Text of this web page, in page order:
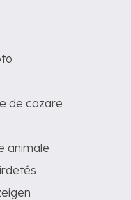
de cazare
animale